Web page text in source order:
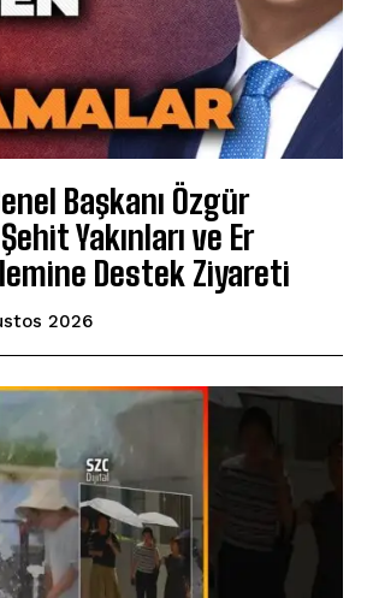
Başkanı Özgür
Yakınları ve Er
Destek Ziyareti
2026